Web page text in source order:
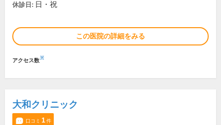
休診日: 日・祝
この医院の詳細をみる
アクセス数※
大和クリニック
口コミ 1件